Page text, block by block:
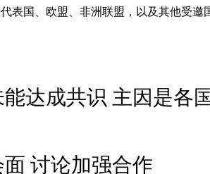
表国、欧盟、非洲联盟，以及其他受邀
达成共识 主因是各
讨论加强合作